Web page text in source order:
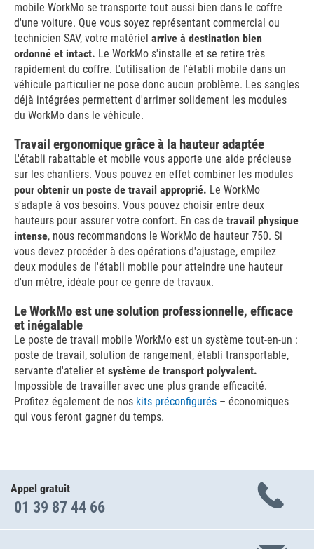
mobile WorkMo se transporte tout aussi bien dans le coffre
d'une voiture. Que vous soyez représentant commercial ou
technicien SAV, votre matériel arrive à destination bien
ordonné et intact. Le WorkMo s'installe et se retire très
rapidement du coffre. L'utilisation de l'établi mobile dans un
véhicule particulier ne pose donc aucun problème. Les sangles
déjà intégrées permettent d'arrimer solidement les modules
du WorkMo dans le véhicule.
Travail ergonomique grâce à la hauteur adaptée
L'établi rabattable et mobile vous apporte une aide précieuse
sur les chantiers. Vous pouvez en effet combiner les modules
pour obtenir un poste de travail approprié. Le WorkMo
s'adapte à vos besoins. Vous pouvez choisir entre deux
hauteurs pour assurer votre confort. En cas de travail physique
intense, nous recommandons le WorkMo de hauteur 750. Si
vous devez procéder à des opérations d'ajustage, empilez
deux modules de l'établi mobile pour atteindre une hauteur
d'un mètre, idéale pour ce genre de travaux.
Le WorkMo est une solution professionnelle, efficace
et inégalable
Le poste de travail mobile WorkMo est un système tout-en-un :
poste de travail, solution de rangement, établi transportable,
servante d'atelier et système de transport polyvalent.
Impossible de travailler avec une plus grande efficacité.
Profitez également de nos kits préconfigurés – économiques
qui vous feront gagner du temps.
Appel gratuit
01 39 87 44 66